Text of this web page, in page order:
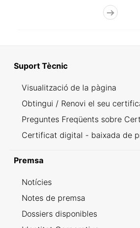
Suport Tècnic
Visualització de la pàgina
Obtingui / Renovi el seu
Preguntes Freqüents sobre
Certificat digital - baixada de
Premsa
Notícies
Notes de premsa
Dossiers disponibles